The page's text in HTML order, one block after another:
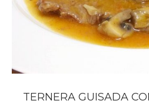
TERNERA GUISADA